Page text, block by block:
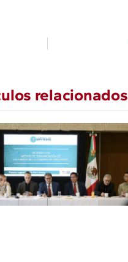
relacionados